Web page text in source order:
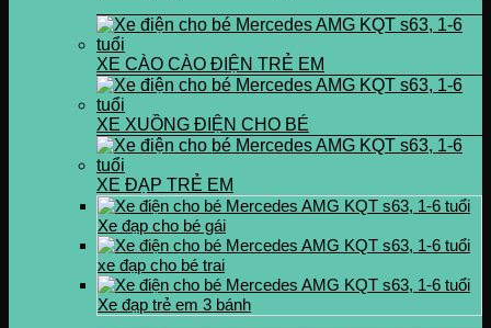
XE CÀO CÀO ĐIỆN TRẺ EM
XE XUỒNG ĐIỆN CHO BÉ
XE ĐẠP TRẺ EM
Xe đạp cho bé gái
xe đạp cho bé trai
Xe đạp trẻ em 3 bánh